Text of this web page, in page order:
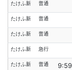
たけふ新 普通
たけふ新 普通
たけふ新 普通
たけふ新 急行
たけふ新 普通 9:59